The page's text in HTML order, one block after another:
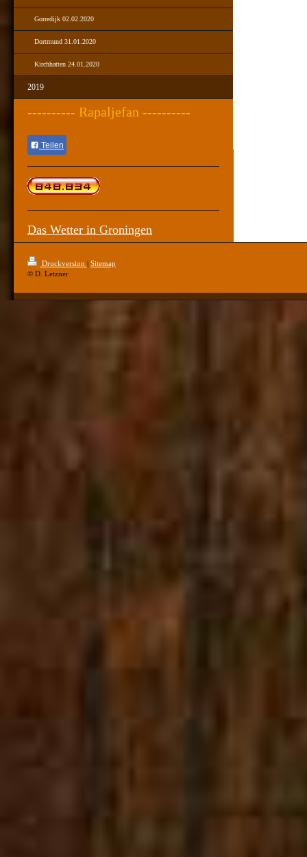
Gorredijk 02.02.2020
Dortmund 31.01.2020
Kirchhatten 24.01.2020
2019
---------- Rapaljefan ----------
Teilen
Das Wetter in Groningen
Druckversion | Sitemap
© D. Letzner